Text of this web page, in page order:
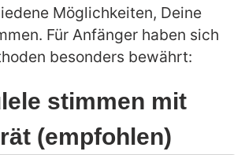
Möglichkeiten, Deine
Für Anfänger haben sich
besonders bewährt:
stimmen mit
(empfohlen)